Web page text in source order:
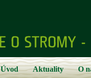
Úvod Aktuality O